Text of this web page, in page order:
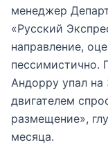
менеджер
«Русский
направление,
пессимистично.
Андорру упал
двигателем
размещение»,
месяца.